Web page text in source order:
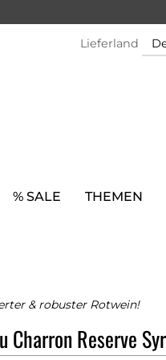
Lieferland
% SALE THEMEN
& robuster Rotwein!
Charron Reserve